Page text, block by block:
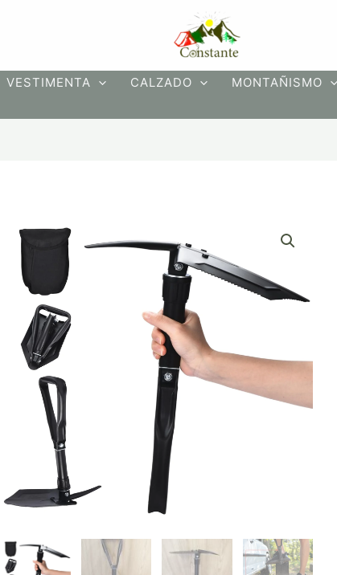
VESTIMENTA CALZADO MONTAÑISMO